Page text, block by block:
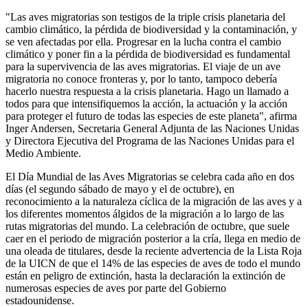
"Las aves migratorias son testigos de la triple crisis planetaria del
cambio climático, la pérdida de biodiversidad y la contaminación, y
se ven afectadas por ella. Progresar en la lucha contra el cambio
climático y poner fin a la pérdida de biodiversidad es fundamental
para la supervivencia de las aves migratorias. El viaje de un ave
migratoria no conoce fronteras y, por lo tanto, tampoco debería
hacerlo nuestra respuesta a la crisis planetaria. Hago un llamado a
todos para que intensifiquemos la acción, la actuación y la acción
para proteger el futuro de todas las especies de este planeta", afirma
Inger Andersen, Secretaria General Adjunta de las Naciones Unidas
y Directora Ejecutiva del Programa de las Naciones Unidas para el
Medio Ambiente.
El Día Mundial de las Aves Migratorias se celebra cada año en dos
días (el segundo sábado de mayo y el de octubre), en
reconocimiento a la naturaleza cíclica de la migración de las aves y a
los diferentes momentos álgidos de la migración a lo largo de las
rutas migratorias del mundo. La celebración de octubre, que suele
caer en el periodo de migración posterior a la cría, llega en medio de
una oleada de titulares, desde la reciente advertencia de la Lista Roja
de la UICN de que el 14% de las especies de aves de todo el mundo
están en peligro de extinción, hasta la declaración la extinción de
numerosas especies de aves por parte del Gobierno
estadounidense.